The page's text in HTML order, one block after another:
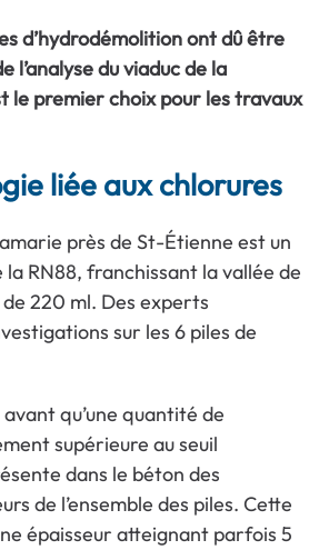
d’hydrodémolition ont dû être
l’analyse du viaduc de la
le premier choix pour les travaux
liée aux chlorures
près de St-Étienne est un
RN88, franchissant la vallée de
de 220 ml. Des experts
sur les 6 piles de
qu’une quantité de
supérieure au seuil
dans le béton des
de l’ensemble des piles. Cette
épaisseur atteignant parfois 5